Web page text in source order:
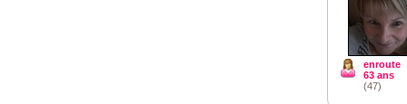
enroute
63 ans
(47)